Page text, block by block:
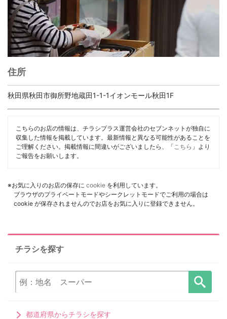
住所
秋田県秋田市御所野地蔵田1-1-1イオンモール秋田1F
こちらのお店の情報は、チラシプラス運営会社のセブンネットが独自に
収集した情報を掲載しています。最新情報と異なる可能性があることを
ご理解ください。掲載情報に間違いがございましたら、「 こちら 」より
ご報告をお願いします。
※お気に入りのお店の保存に cookie を利用しています。
ブラウザのプライベートモードやシークレットモードでご利用の場合は
cookie が保存されませんのでお店をお気に入りに登録できません。
チラシを探す
都道府県からチラシを探す